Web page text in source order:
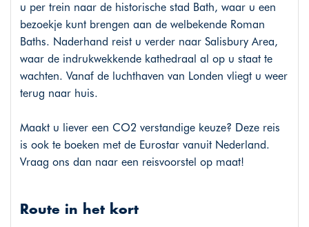
u per trein naar de historische stad Bath, waar u een
bezoekje kunt brengen aan de welbekende Roman
Baths. Naderhand reist u verder naar Salisbury Area,
waar de indrukwekkende kathedraal al op u staat te
wachten. Vanaf de luchthaven van Londen vliegt u weer
terug naar huis.
Maakt u liever een CO2 verstandige keuze? Deze reis
is ook te boeken met de Eurostar vanuit Nederland.
Vraag ons dan naar een reisvoorstel op maat!
Route in het kort